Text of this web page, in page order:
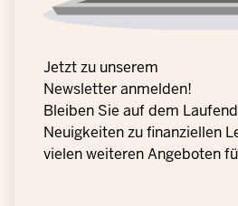
Jetzt zu unserem
Newsletter anmelden!
Bleiben Sie auf dem
Neuigkeiten zu finanziellen
vielen weiteren Angeboten